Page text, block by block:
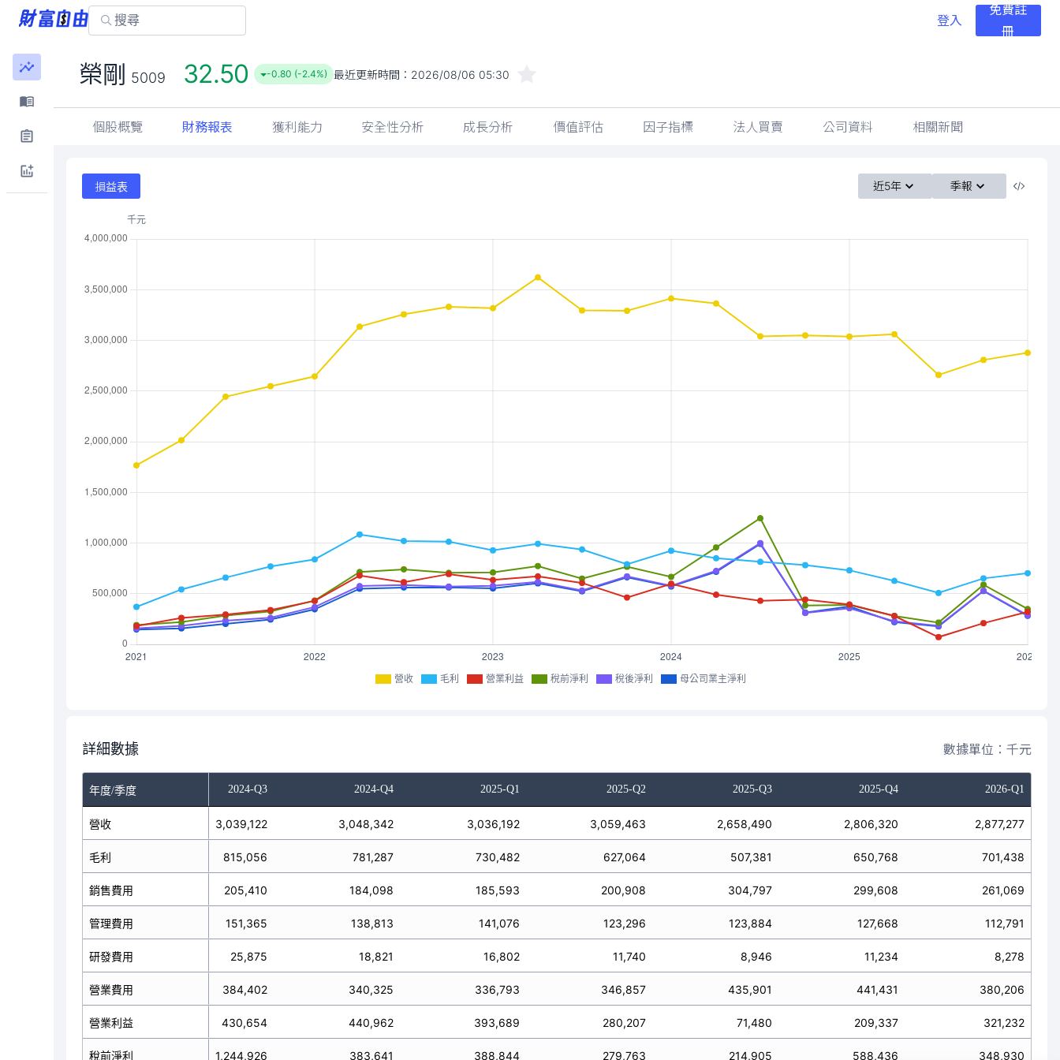
登入
免費註
冊
榮剛 5009 32.50 -0.80 (-2.4%) 最近更新時間： 2026/08/06 05:30
個股概覽 財務報表 獲利能力 安全性分析 成長分析 價值評估 因子指標 法人買賣 公司資料 相關新聞
損益表 近5年 季報
營收 毛利 營業利益 稅前淨利 稅後淨利 母公司業主淨利
詳細數據 數據單位：千元
年度/季度
2024-Q2 2024-Q3 2024-Q4 2025-Q1 2025-Q2 2025-Q3 2025-Q4 2026-Q1
營收
毛利
銷售費用
管理費用
研發費用
營業費用
營業利益
稅前淨利
3,363,835 3,039,122 3,048,342 3,036,192 3,059,463 2,658,490 2,806,320 2,877,277
850,424 815,056 781,287 730,482 627,064 507,381 650,768 701,438
200,466 205,410 184,098 185,593 200,908 304,797 299,608 261,069
147,425 151,365 138,813 141,076 123,296 123,884 127,668 112,791
12,479 25,875 18,821 16,802 11,740 8,946 11,234 8,278
360,090 384,402 340,325 336,793 346,857 435,901 441,431 380,206
490,334 430,654 440,962 393,689 280,207 71,480 209,337 321,232
955,981 1,244,926 383,641 388,844 279,763 214,905 588,436 348,930